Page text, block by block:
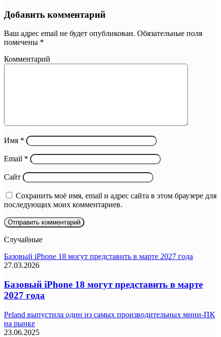
Добавить комментарий
Ваш адрес email не будет опубликован. Обязательные поля
помечены *
Комментарий
Имя *
Email *
Сайт
Сохранить моё имя, email и адрес сайта в этом браузере для
последующих моих комментариев.
Случайные
Базовый iPhone 18 могут представить в марте 2027 года
27.03.2026
Базовый iPhone 18 могут представить в марте
2027 года
Peland выпустила один из самых производительных мини-ПК
на рынке
23.06.2025